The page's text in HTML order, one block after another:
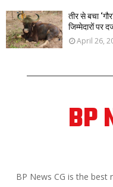
तीर से बचा
जिम्मेदारों पर
April 26,
BP
BP News CG is the